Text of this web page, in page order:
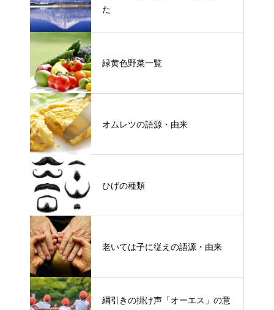
た
緑黄色野菜一覧
オムレツの語源・由来
ひげの種類
老いては子に従えの語源・由来
綱引きの掛け声「オーエス」の意